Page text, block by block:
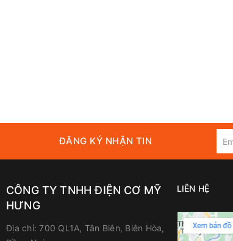
ĐĂNG KÝ NHẬN TIN
CÔNG TY TNHH ĐIỆN CƠ MỸ
HƯNG
Địa chỉ: 700 QL1A, Tân Biên, Biên Hòa,
LIÊN HỆ